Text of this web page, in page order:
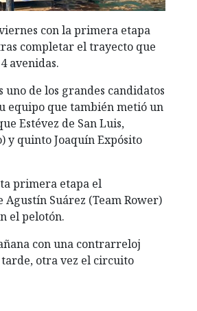
con la primera etapa
completar el trayecto que
avenidas.
de los grandes candidatos
equipo que también metió un
Estévez de San Luis,
y quinto Joaquín Expósito
primera etapa el
Suárez (Team Rower)
el pelotón.
con una contrarreloj
otra vez el circuito